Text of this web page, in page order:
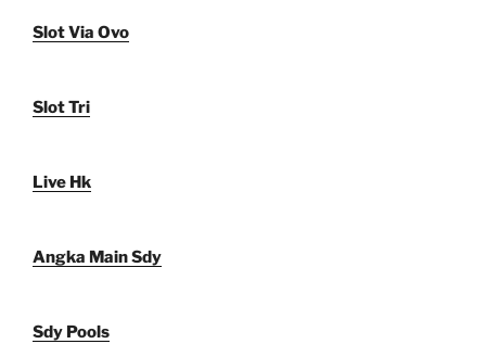
Slot Via Ovo
Slot Tri
Live Hk
Angka Main Sdy
Sdy Pools